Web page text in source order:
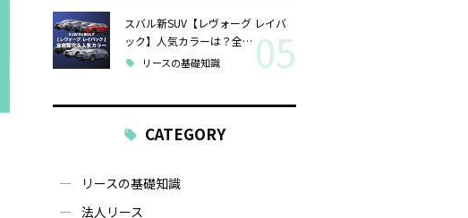
スバル新SUV【レヴォーグ レイバ
ック】人気カラーは？全…
リースの基礎知識 05
CATEGORY
リースの基礎知識
法人リース